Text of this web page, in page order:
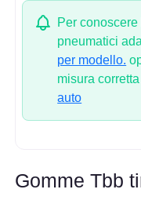
Per
pneumatici
per modello.
misura
auto
Gomme Tbb